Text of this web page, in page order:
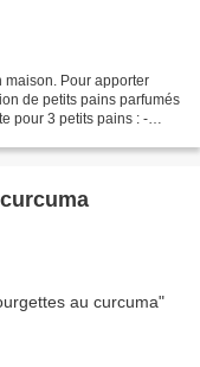
maison. Pour apporter
de petits pains parfumés
pour 3 petits pains : -